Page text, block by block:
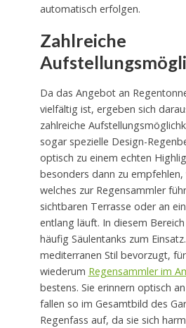
automatisch erfolgen.
Zahlreiche
Da das Angebot an
vielfältig ist, ergeben sich
zahlreiche
sogar spezielle Design-
optisch zu einem echten
besonders dann zu empfehlen,
welches zur Regensammler
sichtbaren Terrasse oder an
entlang läuft. In diesem
häufig Säulentanks zum
mediterranen Stil bevorzugt,
wiederum Regensammler im
bestens. Sie erinnern optisch
fallen so im Gesamtbild des
Regenfass auf, da sie sich